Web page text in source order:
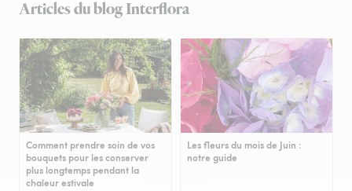
Articles du blog Interflora
Comment prendre soin de vos
bouquets pour les conserver
plus longtemps pendant la
chaleur estivale
Les fleurs du mois de Juin :
notre guide